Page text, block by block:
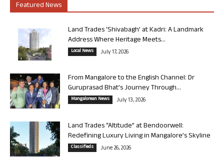
Featured News
Land Trades ‘Shivabagh’ at Kadri: A Landmark
Address Where Heritage Meets...
Local News July 17, 2026
From Mangalore to the English Channel: Dr
Guruprasad Bhat’s Journey Through...
Mangalorean News July 13, 2026
Land Trades “Altitude” at Bendoorwell:
Redefining Luxury Living in Mangalore’s Skyline
Classifieds June 26, 2026